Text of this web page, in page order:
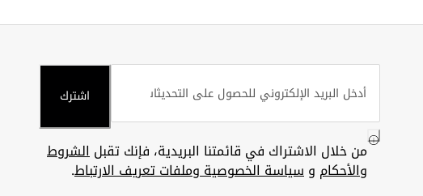
اشترك
من خلال الاشتراك في قائمتنا البريدية، فإنك تقبلالشروط
والأحكام وسياسة الخصوصية وملفات تعريف الارتباط.